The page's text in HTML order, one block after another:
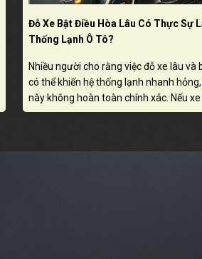
Đỗ Xe Bật Điều Hòa Lâu Có Thực Sự
Thống Lạnh Ô Tô?
Nhiều người cho rằng việc đỗ xe lâu và
có thể khiến hệ thống lạnh nhanh
này không hoàn toàn chính xác. Nếu
đúng cách và bảo dưỡng định kỳ, điều